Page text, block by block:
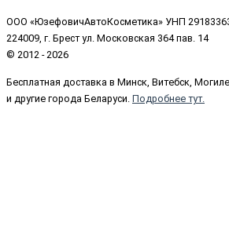
ООО «ЮзефовичАвтоКосметика» УНП
224009, г. Брест ул. Московская 364 пав. 14
© 2012 - 2026
Бесплатная доставка в Минск, Витебск,
и другие города Беларуси. Подробнее тут.